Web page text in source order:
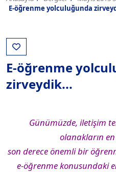
E-öğrenme yolculuğunda
E-öğrenme
zirveydik...
Günümüzde, iletişim
olanakların
son derece önemli bir
e-öğrenme konusundaki